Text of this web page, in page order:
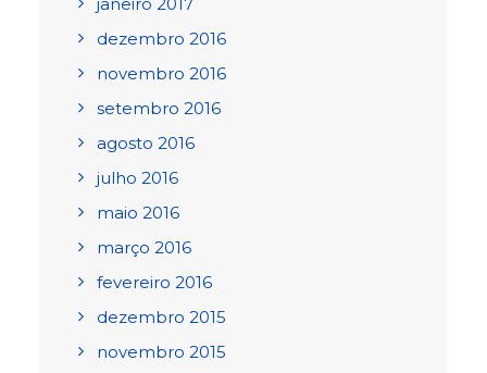
dezembro 2016
novembro 2016
setembro 2016
agosto 2016
julho 2016
maio 2016
março 2016
fevereiro 2016
dezembro 2015
novembro 2015